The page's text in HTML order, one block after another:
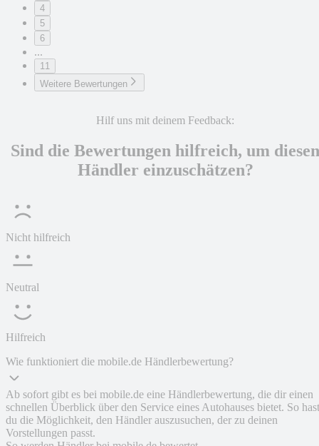
4
5
6
...
11
Weitere Bewertungen
Hilf uns mit deinem Feedback:
Sind die Bewertungen hilfreich, um diesen
Händler einzuschätzen?
Nicht hilfreich
Neutral
Hilfreich
Wie funktioniert die mobile.de Händlerbewertung?
Ab sofort gibt es bei mobile.de eine Händlerbewertung, die dir einen
schnellen Überblick über den Service eines Autohauses bietet. So hast
du die Möglichkeit, den Händler auszusuchen, der zu deinen
Vorstellungen passt.